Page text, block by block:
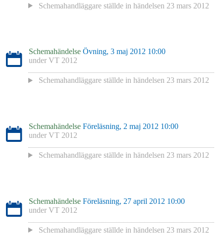
Schemahandläggare ställde in händelsen 23 mars 2012
Schemahändelse Övning, 3 maj 2012 10:00
under VT 2012
Schemahandläggare ställde in händelsen 23 mars 2012
Schemahändelse Föreläsning, 2 maj 2012 10:00
under VT 2012
Schemahandläggare ställde in händelsen 23 mars 2012
Schemahändelse Föreläsning, 27 april 2012 10:00
under VT 2012
Schemahandläggare ställde in händelsen 23 mars 2012